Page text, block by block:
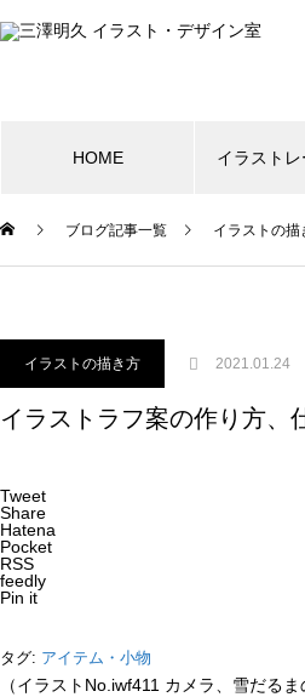
HOME イラスト
ブログ記事一覧 イラストの描
イラストの描き方 2021.01.24
イラストラフ案の作り方、
Tweet
Share
Hatena
Pocket
RSS
feedly
Pin it
タグ: アイテム・小物
（イラストNo.iwf411 カメラ、雪だるま